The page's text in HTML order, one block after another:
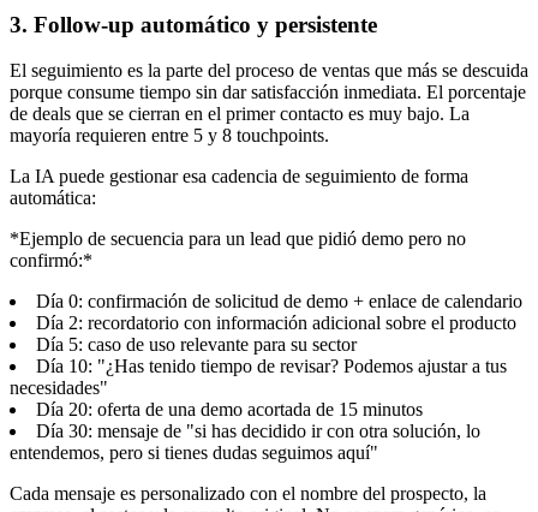
3. Follow-up automático y persistente
El seguimiento es la parte del proceso de ventas que más se descuida
porque consume tiempo sin dar satisfacción inmediata. El porcentaje
de deals que se cierran en el primer contacto es muy bajo. La
mayoría requieren entre 5 y 8 touchpoints.
La IA puede gestionar esa cadencia de seguimiento de forma
automática:
*Ejemplo de secuencia para un lead que pidió demo pero no
confirmó:*
Día 0: confirmación de solicitud de demo + enlace de calendario
Día 2: recordatorio con información adicional sobre el producto
Día 5: caso de uso relevante para su sector
Día 10: "¿Has tenido tiempo de revisar? Podemos ajustar a tus
necesidades"
Día 20: oferta de una demo acortada de 15 minutos
Día 30: mensaje de "si has decidido ir con otra solución, lo
entendemos, pero si tienes dudas seguimos aquí"
Cada mensaje es personalizado con el nombre del prospecto, la